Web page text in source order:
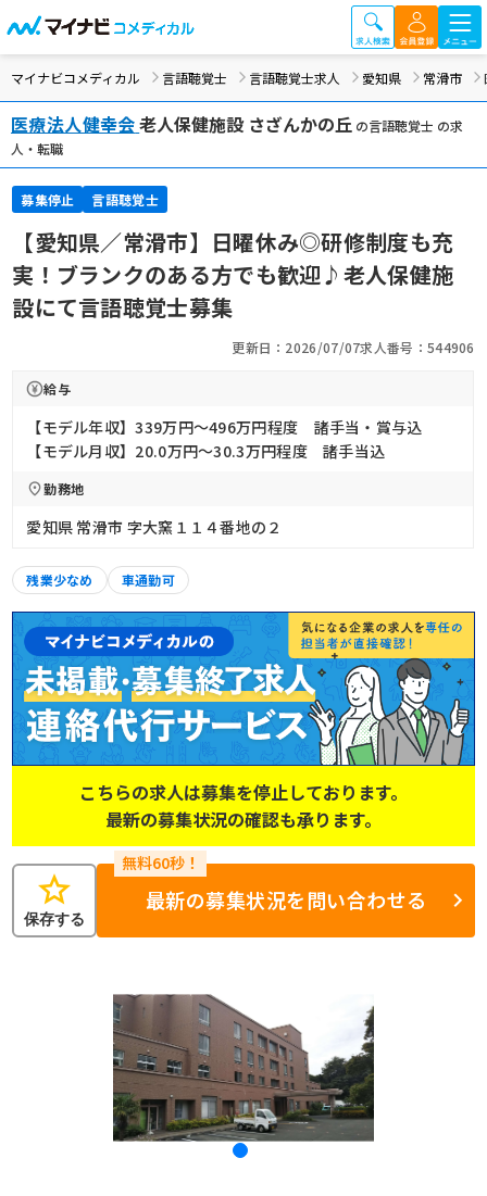
マイナビコメディカル 言語聴覚士 言語聴覚士求人 愛知県 常滑市
医療法人健幸会老人保健施設 さざんかの丘 の言語聴覚士 の求
人・転職
募集停止 言語聴覚士
【愛知県／常滑市】日曜休み◎研修制度も充
実！ブランクのある方でも歓迎♪老人保健施
設にて言語聴覚士募集
更新日：2026/07/07求人番号：544906
給与
【モデル年収】339万円〜496万円程度 諸手当・賞与込
【モデル月収】20.0万円〜30.3万円程度 諸手当込
勤務地
愛知県 常滑市 字大窯１１４番地の２
残業少なめ 車通勤可
こちらの求人は募集を停止しております。
最新の募集状況の確認も承ります。
star
保存する
最新の募集状況を問い合わせる